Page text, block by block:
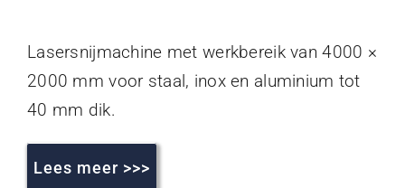
Lasersnijmachine met werkbereik van 4000 ×
2000 mm voor staal, inox en aluminium tot
40 mm dik.
Lees meer >>>